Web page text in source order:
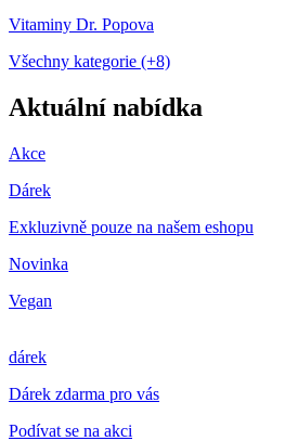
Vitaminy Dr. Popova
Všechny kategorie (+8)
Aktuální nabídka
Akce
Dárek
Exkluzivně pouze na našem eshopu
Novinka
Vegan
dárek
Dárek zdarma pro vás
Podívat se na akci